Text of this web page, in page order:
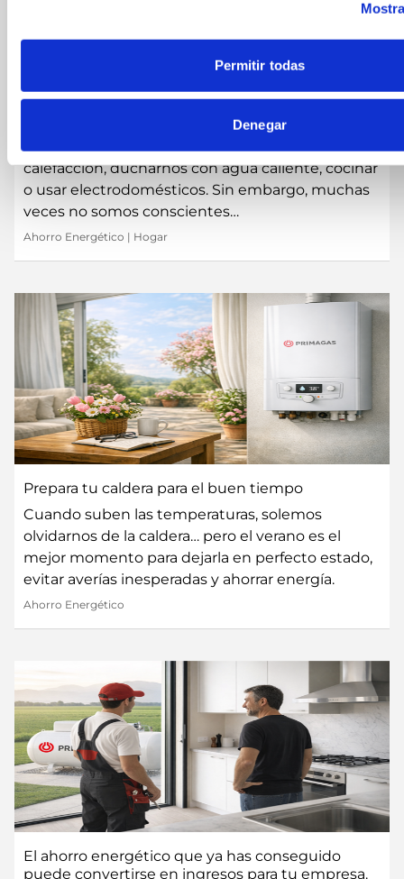
Permitir todas
Denegar
(seguro) no sabías y te ayudará a ahorrar en casa
La energía está presente en casi todo lo que
calefacción, ducharnos con agua caliente, cocinar
o usar electrodomésticos. Sin embargo, muchas
veces no somos conscientes…
Ahorro Energético | Hogar
Prepara tu caldera para el buen tiempo
Cuando suben las temperaturas, solemos
olvidarnos de la caldera… pero el verano es el
mejor momento para dejarla en perfecto estado,
evitar averías inesperadas y ahorrar energía.
Ahorro Energético
El ahorro energético que ya has conseguido
puede convertirse en ingresos para tu empresa.